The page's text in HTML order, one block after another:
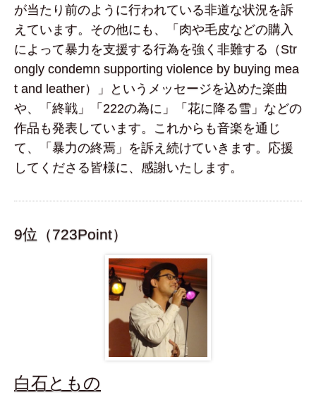
が当たり前のように行われている非道な状況を訴
えています。その他にも、「肉や毛皮などの購入
によって暴力を支援する行為を強く非難する（Str
ongly condemn supporting violence by buying mea
t and leather）」というメッセージを込めた楽曲
や、「終戦」「222の為に」「花に降る雪」などの
作品も発表しています。これからも音楽を通じ
て、「暴力の終焉」を訴え続けていきます。応援
してくださる皆様に、感謝いたします。
9位（723Point）
白石ともの